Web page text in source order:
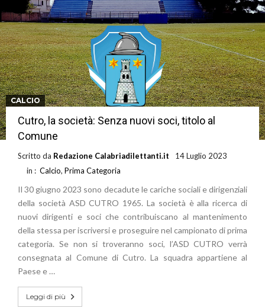
CALCIO
Cutro, la società: Senza nuovi soci, titolo al
Comune
Scritto da Redazione Calabriadilettanti.it
14 Luglio 2023
in : Calcio, Prima Categoria
Il 30 giugno 2023 sono decadute le cariche sociali e dirigenziali
della società ASD CUTRO 1965. La società è alla ricerca di
nuovi dirigenti e soci che contribuiscano al mantenimento
della stessa per iscriversi e proseguire nel campionato di prima
categoria. Se non si troveranno soci, l’ASD CUTRO verrà
consegnata al Comune di Cutro. La squadra appartiene al
Paese e …
Leggi di più